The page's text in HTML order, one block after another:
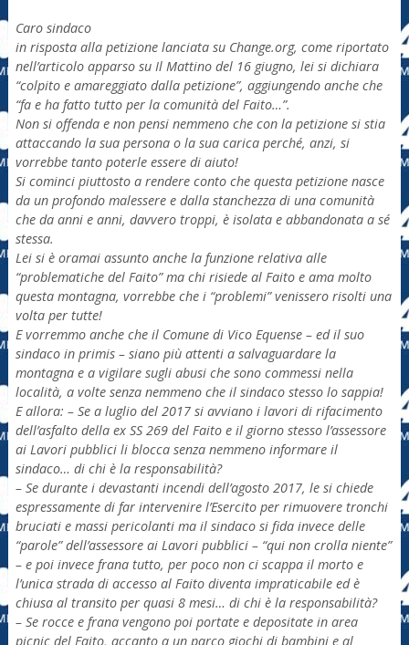
Caro sindaco
in risposta alla petizione lanciata su Change.org, come riportato
nell’articolo apparso su Il Mattino del 16 giugno, lei si dichiara
“colpito e amareggiato dalla petizione”, aggiungendo anche che
“fa e ha fatto tutto per la comunità del Faito…”.
Non si offenda e non pensi nemmeno che con la petizione si stia
attaccando la sua persona o la sua carica perché, anzi, si
vorrebbe tanto poterle essere di aiuto!
Si cominci piuttosto a rendere conto che questa petizione nasce
da un profondo malessere e dalla stanchezza di una comunità
che da anni e anni, davvero troppi, è isolata e abbandonata a sé
stessa.
Lei si è oramai assunto anche la funzione relativa alle
“problematiche del Faito” ma chi risiede al Faito e ama molto
questa montagna, vorrebbe che i “problemi” venissero risolti una
volta per tutte!
E vorremmo anche che il Comune di Vico Equense – ed il suo
sindaco in primis – siano più attenti a salvaguardare la
montagna e a vigilare sugli abusi che sono commessi nella
località, a volte senza nemmeno che il sindaco stesso lo sappia!
E allora: – Se a luglio del 2017 si avviano i lavori di rifacimento
dell’asfalto della ex SS 269 del Faito e il giorno stesso l’assessore
ai Lavori pubblici li blocca senza nemmeno informare il
sindaco… di chi è la responsabilità?
– Se durante i devastanti incendi dell’agosto 2017, le si chiede
espressamente di far intervenire l’Esercito per rimuovere tronchi
bruciati e massi pericolanti ma il sindaco si fida invece delle
“parole” dell’assessore ai Lavori pubblici – “qui non crolla niente”
– e poi invece frana tutto, per poco non ci scappa il morto e
l’unica strada di accesso al Faito diventa impraticabile ed è
chiusa al transito per quasi 8 mesi… di chi è la responsabilità?
– Se rocce e frana vengono poi portate e depositate in area
picnic del Faito, accanto a un parco giochi di bambini e al